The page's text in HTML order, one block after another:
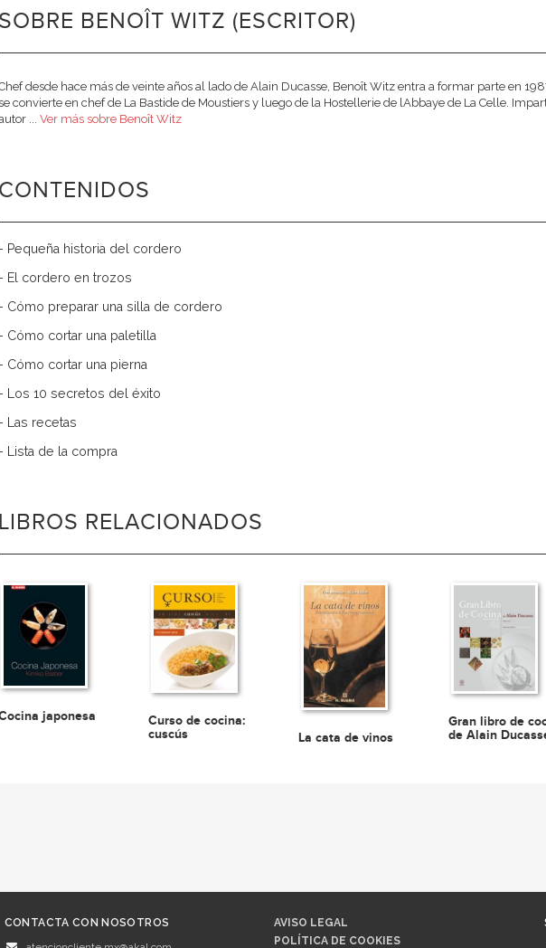
SOBRE BENOÎT WITZ (ESCRITOR)
desde hace más de veinte años al lado de Alain Ducasse, Benoît Witz entra a formar parte en
convierte en chef de La Bastide de Moustiers y luego de la Hostellerie de lAbbaye de La Celle.
... Ver más sobre Benoît Witz
CONTENIDOS
- Pequeña historia del cordero
- El cordero en trozos
- Cómo preparar una silla de cordero
- Cómo cortar una paletilla
- Cómo cortar una pierna
- Los 10 secretos del éxito
- Las recetas
- Lista de la compra
LIBROS RELACIONADOS
japonesa
Curso de cocina:
cuscús
La cata de vinos
Gran libro de
de Alain
CONTACTA CON NOSOTROS
AVISO LEGAL
POLÍTICA DE COOKIES